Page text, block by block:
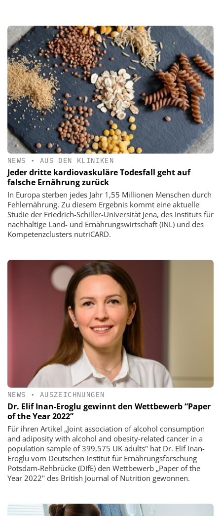
NEWS • AUS DEN KLINIKEN
Jeder dritte kardiovaskuläre Todesfall geht auf
falsche Ernährung zurück
In Europa sterben jedes Jahr 1,55 Millionen Menschen durch
Fehlernährung. Zu diesem Ergebnis kommt eine aktuelle
Studie der Friedrich-Schiller-Universität Jena, des Instituts für
nachhaltige Land- und Ernährungswirtschaft (INL) und des
Kompetenzclusters nutriCARD.
NEWS • AUSZEICHNUNGEN
Dr. Elif Inan-Eroglu gewinnt den Wettbewerb “Paper
of the Year 2022”
Für ihren Artikel „Joint association of alcohol consumption
and adiposity with alcohol and obesity-related cancer in a
population sample of 399,575 UK adults" hat Dr. Elif Inan-
Eroglu vom Deutschen Institut für Ernährungsforschung
Potsdam-Rehbrücke (DIfE) den Wettbewerb „Paper of the
Year 2022" des British Journal of Nutrition gewonnen.